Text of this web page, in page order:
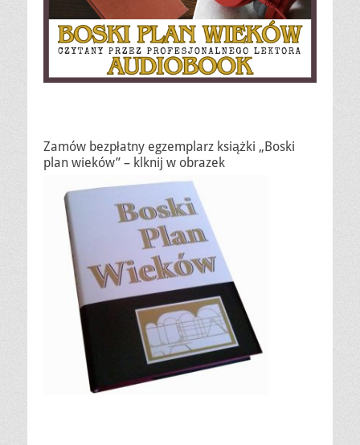
Zamów bezpłatny egzemplarz książki „Boski
plan wieków” – klknij w obrazek